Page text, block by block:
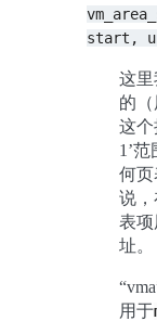
start,
这
的
这个
1’
何页
说，
表项
址。
用于